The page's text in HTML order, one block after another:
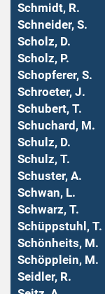
Schmidt, R.
Schneider, S.
Scholz, D.
Scholz, P.
Schopferer, S.
Schroeter, J.
Schubert, T.
Schuchard, M.
Schulz, D.
Schulz, T.
Schuster, A.
Schwan, L.
Schwarz, T.
Schüppstuhl, T.
Schönheits, M.
Schöpplein, M.
Seidler, R.